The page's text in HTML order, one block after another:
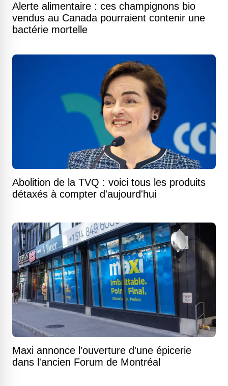
Alerte alimentaire : ces champignons bio
vendus au Canada pourraient contenir une
bactérie mortelle
Abolition de la TVQ : voici tous les produits
détaxés à compter d'aujourd'hui
Maxi annonce l'ouverture d'une épicerie
dans l'ancien Forum de Montréal